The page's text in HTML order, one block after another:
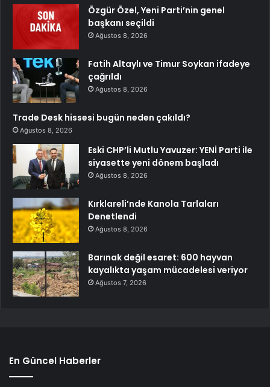
Özgür Özel, Yeni Parti’nin genel
başkanı seçildi
Ağustos 8, 2026
Fatih Altaylı ve Timur Soykan ifadeye
çağrıldı
Ağustos 8, 2026
Trade Desk hissesi bugün neden çakıldı?
Ağustos 8, 2026
Eski CHP’li Mutlu Yavuzer: YENİ Parti ile
siyasette yeni dönem başladı
Ağustos 8, 2026
Kırklareli’nde Kanola Tarlaları
Denetlendi
Ağustos 8, 2026
Barınak değil esaret: 600 hayvan
kayalıkta yaşam mücadelesi veriyor
Ağustos 7, 2026
En Güncel Haberler